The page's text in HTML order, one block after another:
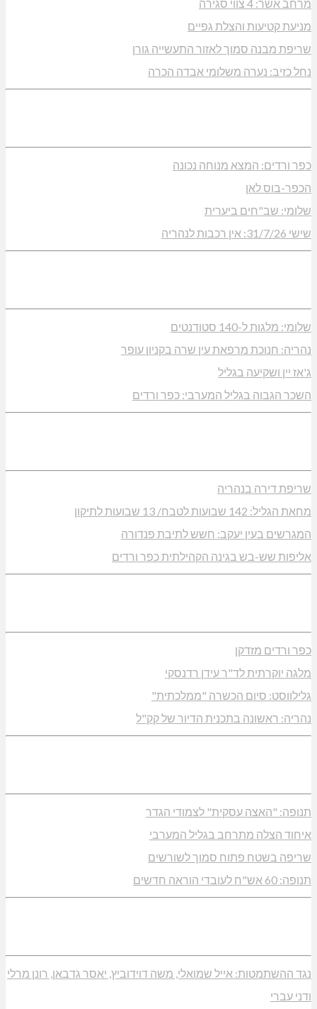
מרחב אשר: 4 צווי סגירה
מניעת קטיעות והצלת גפיים
שריפת מבנה סמוך לאזור התעשייה גורן
נחל כזיב: נערה משלומי אבדה הכרה
כפר ורדים: המצא מנוחה נכונה
הכפר-בוס לאן
שלומי: שב"חים ביערית
שישי 31/7/26: אין רכבות לנהריה
שלומי: מלגות ל-140 סטודנטים
נהריה: חנוכת מרפאת עין שרה בקניון עופר
ג'אז יין ושקיעה בגליל
השכר הגבוה בגליל המערבי: כפר ורדים
שריפת דירה בנהריה
מחאת הגליל: 142 שבועות לטבח/ 13 שבועות לתיקון
המגרשים בעין יעקב: חשש לתיבת פנדורה
אליפות שש-בש בגינה הקהילתית כפר ורדים
כפר ורדים מזדקן
מלגה יוקרתית לד"ר עידן רדנסקי
גלילווסט: סיום הכשרה "ממלכתית"
נהריה: ראשונה בתכנית הדיור של קק"ל
תנופה: "האצה עסקית" לצמודי הגדר
איחוד הצלה מתרחב בגליל המערבי
שריפה בשטח פתוח סמוך לשורשים
תנופה: 60 אש"ח לעובדי הוראה חדשים
נגד ההשתמטות: אייל שמואלי, משה דוידוביץ, יאסר גדבאן, רונן מרלי
ודני עברי